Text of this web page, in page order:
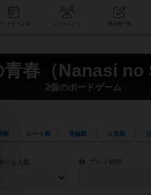
コミュニティ
春（Nanasi no
2個のボードゲーム
順 レート順 登録順 人気順
す。 目安となる所要時